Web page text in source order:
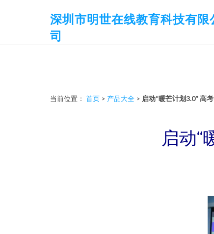
深圳市明世在线教育科技有限
司
当前位置： 首页 > 产品大全 > 启动“暖芒计划3.0” 高
启动“